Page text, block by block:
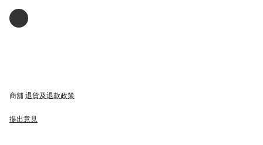
商舖 退貨及退款政策
提出意見